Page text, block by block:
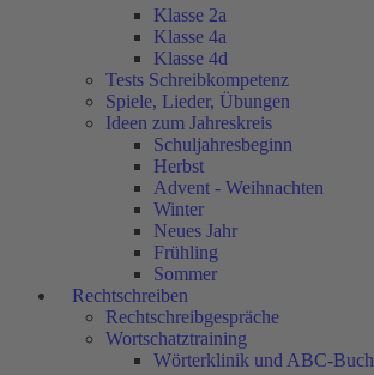
Klasse 2a
Klasse 4a
Klasse 4d
Tests Schreibkompetenz
Spiele, Lieder, Übungen
Ideen zum Jahreskreis
Schuljahresbeginn
Herbst
Advent - Weihnachten
Winter
Neues Jahr
Frühling
Sommer
Rechtschreiben
Rechtschreibgespräche
Wortschatztraining
Wörterklinik und ABC-Buch